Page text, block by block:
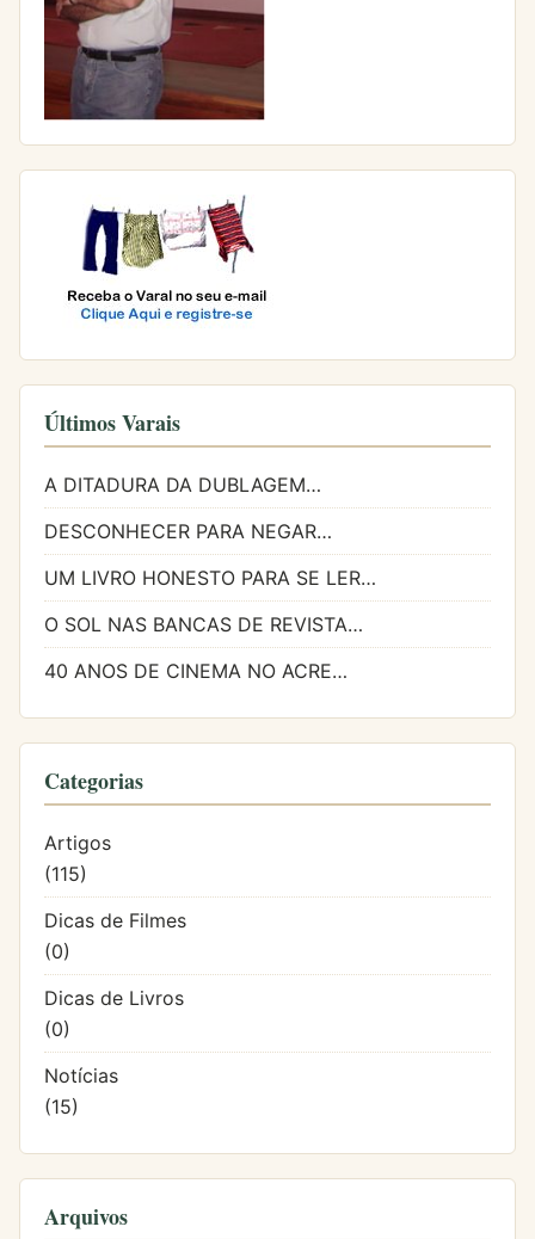
Últimos Varais
A DITADURA DA DUBLAGEM…
DESCONHECER PARA NEGAR…
UM LIVRO HONESTO PARA SE LER…
O SOL NAS BANCAS DE REVISTA…
40 ANOS DE CINEMA NO ACRE…
Categorias
Artigos
(115)
Dicas de Filmes
(0)
Dicas de Livros
(0)
Notícias
(15)
Arquivos